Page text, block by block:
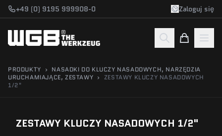
Przejdź do treści
+49 (0) 9195 999908-0 Zaloguj się
PRODUKTY › NASADKI DO KLUCZY NASADOWYCH, NARZĘDZIA
URUCHAMIAJĄCE, ZESTAWY › ZESTAWY KLUCZY NASADOWYCH
1/2"
ZESTAWY KLUCZY NASADOWYCH 1/2"